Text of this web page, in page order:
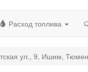
Расход топлива
ул., 9, Ишим,